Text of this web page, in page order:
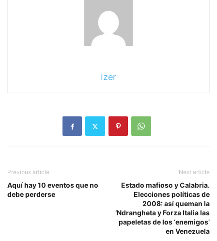
Izer
Previous article
Aquí hay 10 eventos que no
debe perderse
Next article
Estado mafioso y Calabria.
Elecciones políticas de
2008: así queman la
‘Ndrangheta y Forza Italia las
papeletas de los ‘enemigos’
en Venezuela